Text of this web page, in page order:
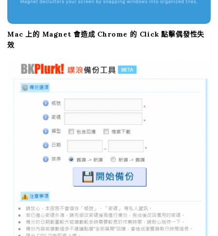
Mac 上的 Magnet 會造成 Chrome 的 Click 點擊偶發性失
效